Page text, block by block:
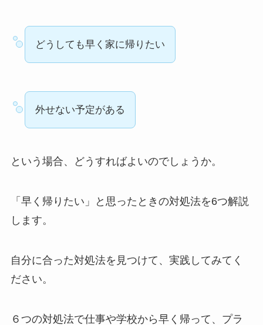
どうしても早く家に帰りたい
外せない予定がある
という場合、どうすればよいのでしょうか。
「早く帰りたい」と思ったときの対処法を6つ解説
します。
自分に合った対処法を見つけて、実践してみてく
ださい。
６つの対処法で仕事や学校から早く帰って、プラ